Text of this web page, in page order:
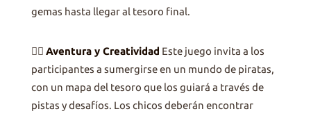
gemas hasta llegar al tesoro final.
🏴‍☠️ Aventura y Creatividad Este juego invita a los
participantes a sumergirse en un mundo de piratas,
con un mapa del tesoro que los guiará a través de
pistas y desafíos. Los chicos deberán encontrar